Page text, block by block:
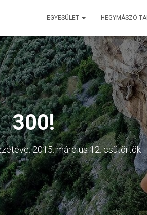
EGYESÜLET HEGYMÁSZÓ
300!
2015. március 12. csütörtök